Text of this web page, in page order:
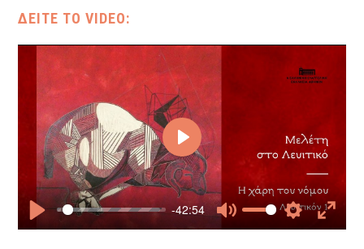
Play
-42:54
Mute
SettingsEnter
Play